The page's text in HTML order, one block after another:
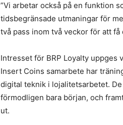
”Vi arbetar också på en funktion
tidsbegränsade utmaningar för
två pass inom två veckor för att
Intresset för BRP Loyalty uppges
Insert Coins samarbete har
digital teknik i lojalitetsarbetet.
förmodligen bara början, och
ut.